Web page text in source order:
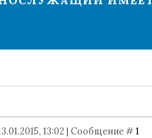
13:02 | Сообщение #1